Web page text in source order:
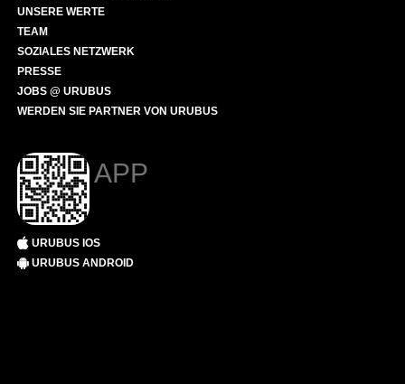
UNSERE WERTE
TEAM
SOZIALES NETZWERK
PRESSE
JOBS @ URUBUS
WERDEN SIE PARTNER VON URUBUS
APP
URUBUS IOS
URUBUS ANDROID